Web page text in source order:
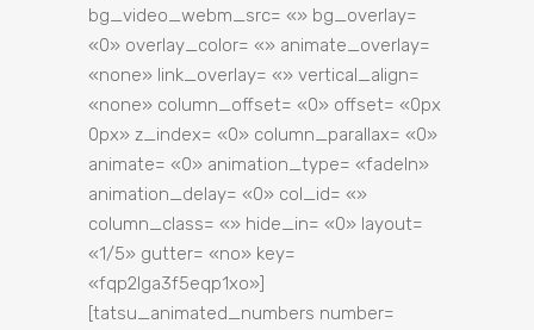
bg_video_webm_src= «» bg_overlay=
«0» overlay_color= «» animate_overlay=
«none» link_overlay= «» vertical_align=
«none» column_offset= «0» offset= «0px
0px» z_index= «0» column_parallax= «0»
animate= «0» animation_type= «fadeIn»
animation_delay= «0» col_id= «»
column_class= «» hide_in= «0» layout=
«1/5» gutter= «no» key=
«fqp2lga3f5eqp1xo»]
[tatsu_animated_numbers number=